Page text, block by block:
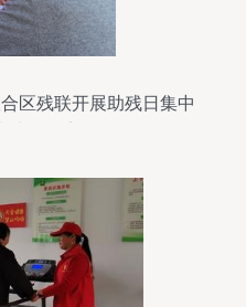
区残联开展助残日集中